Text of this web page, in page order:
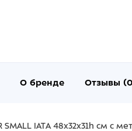
О бренде Отзывы
SMALL IATA 48х32х31h см